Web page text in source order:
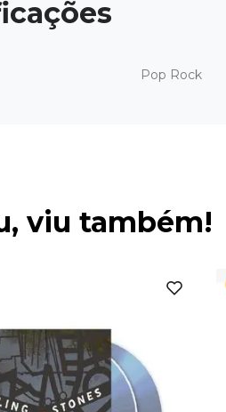
Pop Rock
viu também!